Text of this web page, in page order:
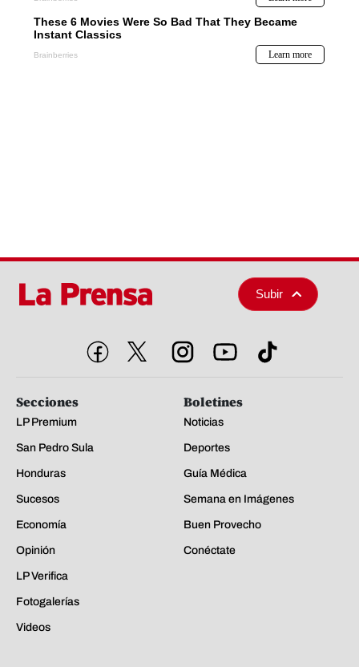
Subir
Secciones
LP Premium
San Pedro Sula
Honduras
Sucesos
Economía
Opinión
LP Verifica
Fotogalerías
Videos
Boletines
Noticias
Deportes
Guía Médica
Semana en Imágenes
Buen Provecho
Conéctate